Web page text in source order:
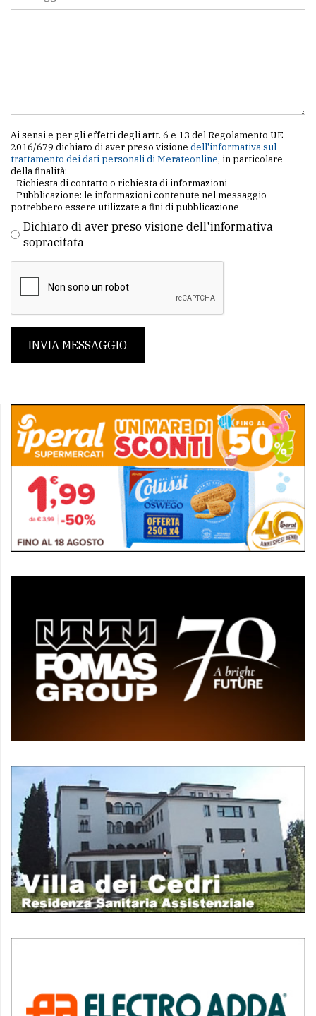
Ai sensi e per gli effetti degli artt. 6 e 13 del Regolamento UE
2016/679 dichiaro di aver preso visione dell'informativa sul
trattamento dei dati personali di Merateonline, in particolare
della finalità:
- Richiesta di contatto o richiesta di informazioni
- Pubblicazione: le informazioni contenute nel messaggio
potrebbero essere utilizzate a fini di pubblicazione
Dichiaro di aver preso visione dell'informativa
sopracitata
INVIA MESSAGGIO